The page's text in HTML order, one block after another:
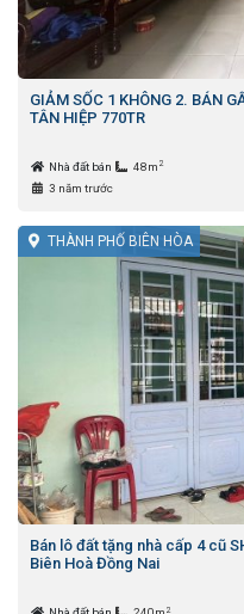
GIẢM SỐC 1 KHÔNG 2. BÁN
TÂN HIỆP 770TR
Nhà đất bán 48m 2
3 năm trước
THÀNH PHỐ BIÊN HÒA
Bán lô đất tặng nhà cấp 4 cũ
Biên Hoà Đồng Nai
2